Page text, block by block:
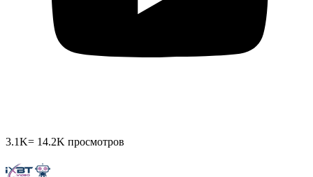
3.1K= 14.2K просмотров